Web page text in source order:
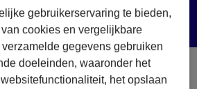
gebruikerservaring te bieden,
cookies en vergelijkbare
gegevens gebruiken
doeleinden, waaronder het
het opslaan